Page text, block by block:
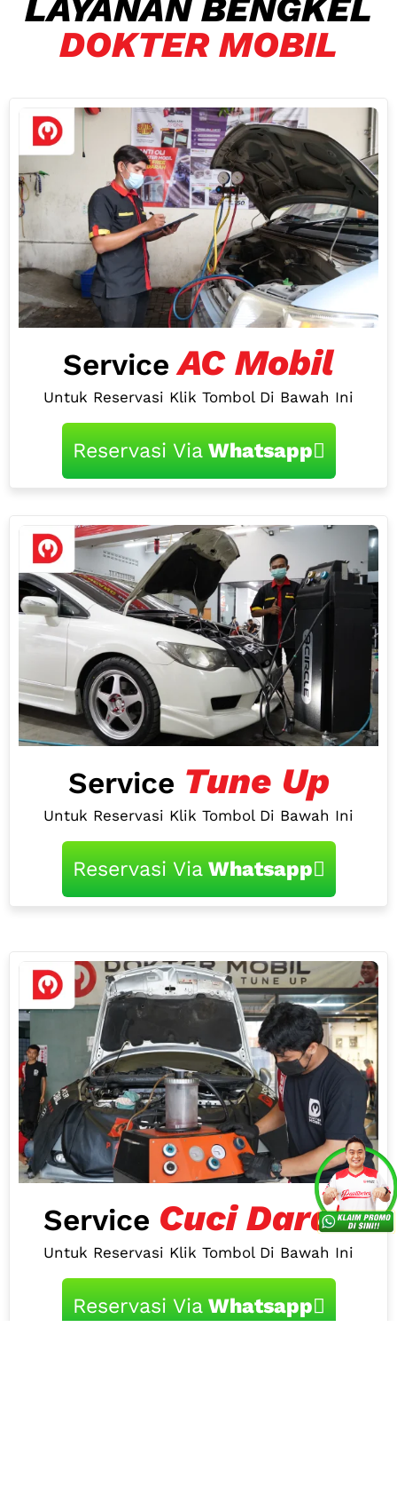
LAYANAN BENGKEL
DOKTER MOBIL
ServiceAC Mobil
Untuk Reservasi Klik Tombol Di Bawah Ini
Reservasi ViaWhatsapp
Service Tune Up
Untuk Reservasi Klik Tombol Di Bawah Ini
Reservasi ViaWhatsapp
Service Cuci Darah
Untuk Reservasi Klik Tombol Di Bawah Ini
Reservasi ViaWhatsapp